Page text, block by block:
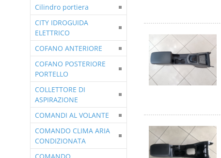
Cilindro portiera
CITY IDROGUIDA
ELETTRICO
COFANO ANTERIORE
COFANO POSTERIORE
PORTELLO
COLLETTORE DI
ASPIRAZIONE
COMANDI AL VOLANTE
COMANDO CLIMA ARIA
CONDIZIONATA